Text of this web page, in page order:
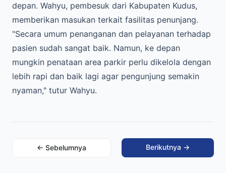
depan. Wahyu, pembesuk dari Kabupaten Kudus,
memberikan masukan terkait fasilitas penunjang.
"Secara umum penanganan dan pelayanan terhadap
pasien sudah sangat baik. Namun, ke depan
mungkin penataan area parkir perlu dikelola dengan
lebih rapi dan baik lagi agar pengunjung semakin
nyaman," tutur Wahyu.
← Sebelumnya Berikutnya →